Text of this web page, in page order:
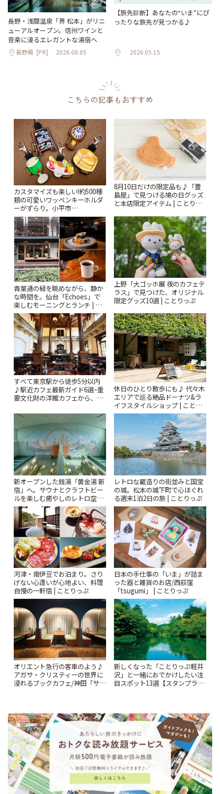
長野・浅間温泉「界 松本」がリニ
ューアルオープン。信州ワインと
音楽に浸るエレガントな湯宿へ
長野県 [PR] 2026.08.05
【旅先診断】あなたの“いま”にぴ
ったりな旅先が見つかる♪
2026.05.15
こちらの記事もおすすめ
カスタマイズも楽しい!約500種
類の可愛いワッペンキーホルダ
ーがずらり。小平市
「Kimamaya T&K」 | ことりっ
ぷ
8月10日だけの限定品も♪「豊
島屋」で見つける鳩の日グッズ
と本店限定アイテム | ことりっ
青葉通の緑を眺めながら、静か
な時間を。仙台「Echoes」で
楽しむモーニングとランチ | こ
とりっぷ
上野「大ゴッホ展 夜のカフェテ
ラス」で見つけた、オリジナル
限定グッズ10選 | ことりっぷ
すべて東京駅から徒歩5分以内
♪駅近カフェ最新ガイド6選~重
要文化財の洋館カフェから、改
りっぷ
休日のひとり散歩にも♪ 代々木
エリアで巡る絶品ドーナツ&ラ
イフスタイルショップ | ことり
っぷ
新オープンした銭湯「黄金湯 新
宿」へ。サウナとクラフトビー
ルを楽しむ癒やしのレトロ空間
| ことりっぷ
レトロな蔵造りの街並みと国宝
の城。松本の城下町で心ほぐれ
る週末1泊2日の旅 | ことりっぷ
河津・南伊豆でお泊まり。さり
げない心遣いが心地よい、料理
自慢の一軒宿 | ことりっぷ
日本の手仕事の「いま」が詰ま
った器と雑貨のお店/西荻窪
「tsugumi」 | ことりっぷ
オリエント急行の客車のよう♪
アガサ・クリスティーの世界に
浸れるブックカフェ/神田「サロ
新しくなった「ことりっぷ軽井
沢」と一緒におでかけしたい注
目スポット13選【スタンプラリ